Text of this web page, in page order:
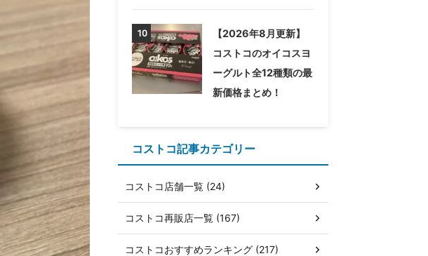
10
【2026年8月更新】
コストコのオイコスヨ
ーグルト全12種類の最
新価格まとめ！
コストコ記事カテゴリー
コストコ店舗一覧 (24)
コストコ再販店一覧 (167)
コストコおすすめランキング (217)